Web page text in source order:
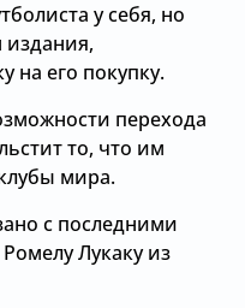
у себя, но
на его покупку.
перехода
то, что им
мира.
с последними
Лукаку из